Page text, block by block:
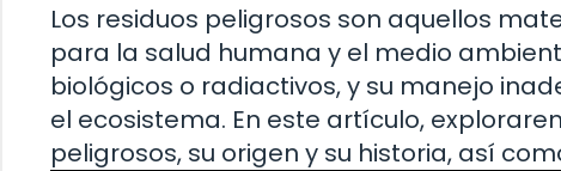
Los residuos peligrosos son aquellos
para la salud humana y el medio
biológicos o radiactivos, y su manejo
el ecosistema. En este artículo,
peligrosos, su origen y su historia, así